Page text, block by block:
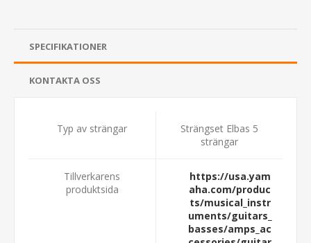
SPECIFIKATIONER
KONTAKTA OSS
Typ av strängar
Strängset Elbas 5
strängar
Tillverkarens
produktsida
https://usa.yam
aha.com/produc
ts/musical_instr
uments/guitars_
basses/amps_ac